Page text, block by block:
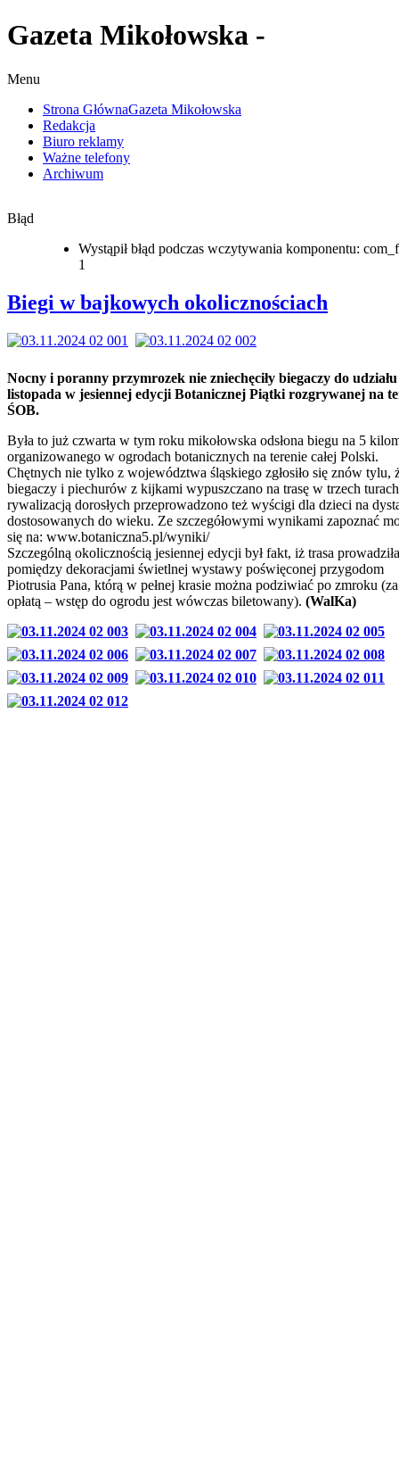
Gazeta Mikołowska -
Menu
Strona GłównaGazeta Mikołowska
Redakcja
Biuro reklamy
Ważne telefony
Archiwum
Błąd
Wystąpił błąd podczas wczytywania komponentu:
1
Biegi w bajkowych okolicznościach
Nocny i poranny przymrozek nie zniechęciły biegaczy do
listopada w jesiennej edycji Botanicznej Piątki rozgrywanej na
ŚOB.
Była to już czwarta w tym roku mikołowska odsłona biegu na 5
organizowanego w ogrodach botanicznych na terenie całej Polski.
Chętnych nie tylko z województwa śląskiego zgłosiło się znów tylu,
biegaczy i piechurów z kijkami wypuszczano na trasę w trzech
rywalizacją dorosłych przeprowadzono też wyścigi dla dzieci na
dostosowanych do wieku. Ze szczegółowymi wynikami zapoznać
się na: www.botaniczna5.pl/wyniki/
Szczególną okolicznością jesiennej edycji był fakt, iż trasa prowadziła
pomiędzy dekoracjami świetlnej wystawy poświęconej przygodom
Piotrusia Pana, którą w pełnej krasie można podziwiać po zmroku (za
opłatą – wstęp do ogrodu jest wówczas biletowany). (WalKa)